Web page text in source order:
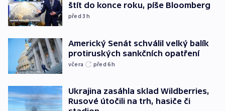
štít do konce roku, píše Bloomberg
před 3h
Americký Senát schválil velký balík
protiruských sankčních opatření
včera před 6h
Ukrajina zasáhla sklad Wildberries,
Rusové útočili na trh, hasiče či